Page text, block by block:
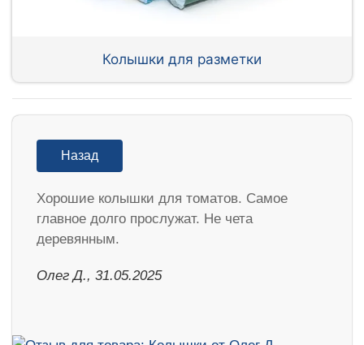
Колышки для разметки
Назад
Хорошие колышки для томатов. Самое
главное долго прослужат. Не чета
деревянным.
Олег Д., 31.05.2025